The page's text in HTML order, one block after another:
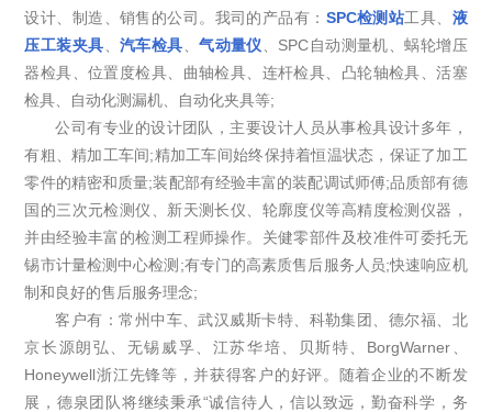
设计、制造、销售的公司。我司的产品有： SPC检测站工具、 液
压工装夹具
汽车检具 、气动量仪 、SPC自动测量机、蜗轮增压
器检具、位置度检具、曲轴检具、连杆检具、凸轮轴检具、活塞
检具、自动化测漏机、自动化夹具等;
公司有专业的设计团队，主要设计人员从事检具设计多年，
有粗、精加工车间;精加工车间始终保持着恒温状态，保证了加工
零件的精密和质量;装配部有经验丰富的装配调试师傅;品质部有德
国的三次元检测仪、新天测长仪、轮廓度仪等高精度检测仪器，
并由经验丰富的检测工程师操作。关健零部件及校准件可委托无
锡市计量检测中心检测;有专门的高素质售后服务人员;快速响应机
制和良好的售后服务理念;
客户有：常州中车、武汉威斯卡特、科勒集团、德尔福、北
京长源朗弘、无锡威孚、江苏华培、贝斯特、BorgWarner、
Honeywell浙江先锋等，并获得客户的好评。随着企业的不断发
展，德泉团队将继续秉承“诚信待人，信以致远，勤奋科学，务